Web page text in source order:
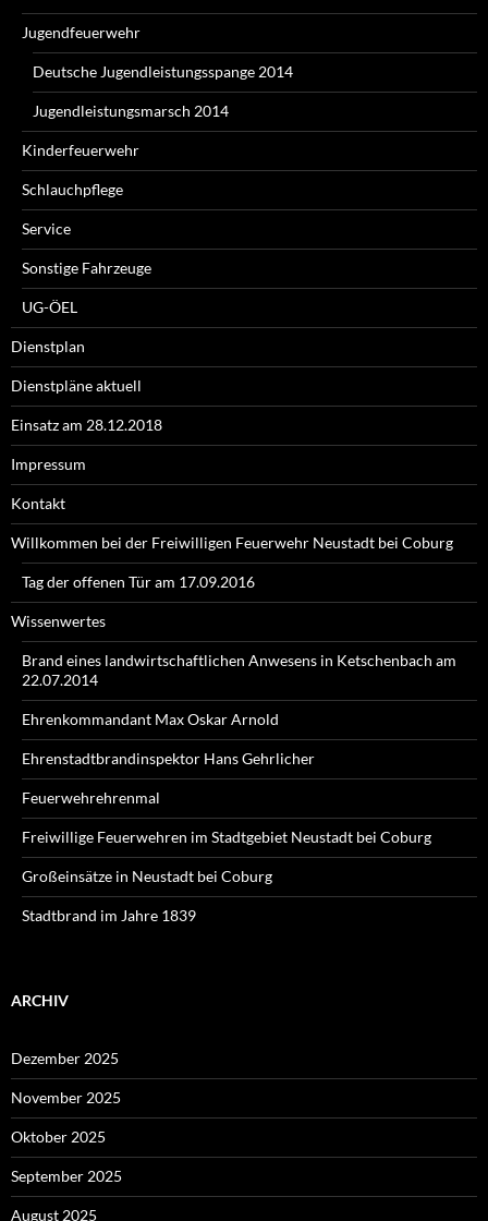
Jugendfeuerwehr
Deutsche Jugendleistungsspange 2014
Jugendleistungsmarsch 2014
Kinderfeuerwehr
Schlauchpflege
Service
Sonstige Fahrzeuge
UG-ÖEL
Dienstplan
Dienstpläne aktuell
Einsatz am 28.12.2018
Impressum
Kontakt
Willkommen bei der Freiwilligen Feuerwehr Neustadt bei Coburg
Tag der offenen Tür am 17.09.2016
Wissenwertes
Brand eines landwirtschaftlichen Anwesens in Ketschenbach am
22.07.2014
Ehrenkommandant Max Oskar Arnold
Ehrenstadtbrandinspektor Hans Gehrlicher
Feuerwehrehrenmal
Freiwillige Feuerwehren im Stadtgebiet Neustadt bei Coburg
Großeinsätze in Neustadt bei Coburg
Stadtbrand im Jahre 1839
ARCHIV
Dezember 2025
November 2025
Oktober 2025
September 2025
August 2025